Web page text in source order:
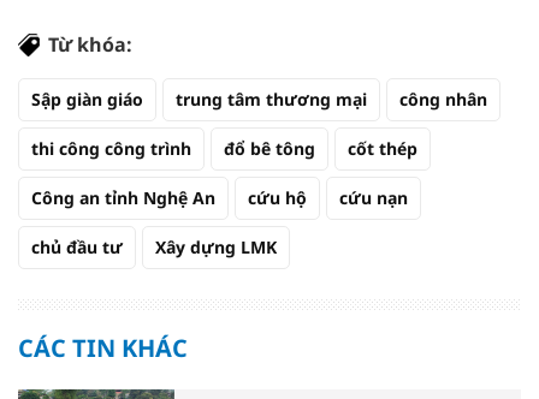
Từ khóa:
Sập giàn giáo trung tâm thương mại công nhân
thi công công trình đổ bê tông cốt thép
Công an tỉnh Nghệ An cứu hộ cứu nạn
chủ đầu tư Xây dựng LMK
CÁC TIN KHÁC